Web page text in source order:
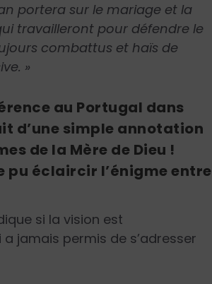
portera sur le mariage et la
travailleront pour défendre le
combattus et haïs de
»
au Portugal dans
d’une simple annotation
de la Mère de Dieu !
pu éclaircir l’énigme entre
si la vision est
jamais permis de s’adresser